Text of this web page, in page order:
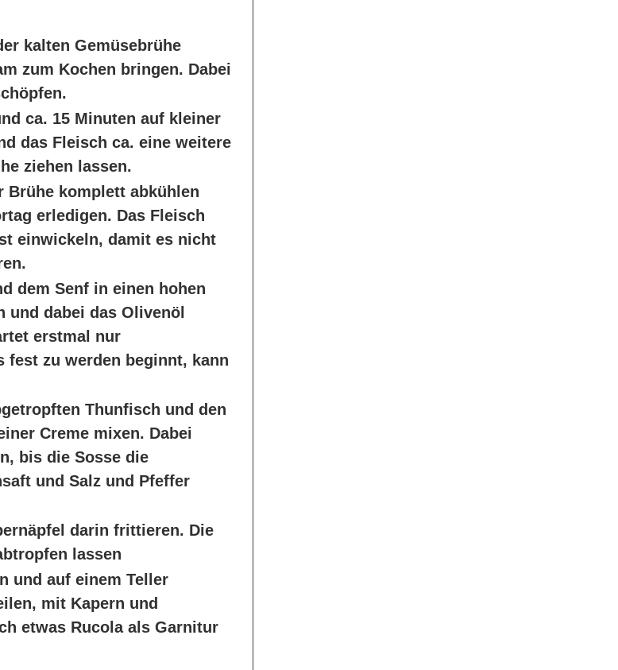
kalten Gemüsebrühe
zum Kochen bringen. Dabei
ca. 15 Minuten auf kleiner
das Fleisch ca. eine weitere
ziehen lassen.
Brühe komplett abkühlen
erledigen. Das Fleisch
einwickeln, damit es nicht
dem Senf in einen hohen
und dabei das Olivenöl
erstmal nur
fest zu werden beginnt, kann
Thunfisch und den
Creme mixen. Dabei
bis die Sosse die
und Salz und Pfeffer
darin frittieren. Die
lassen
und auf einem Teller
mit Kapern und
etwas Rucola als Garnitur